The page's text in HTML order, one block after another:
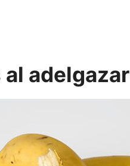
adelgazar